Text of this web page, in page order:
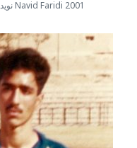
نويد فريدى Navid Faridi 2001